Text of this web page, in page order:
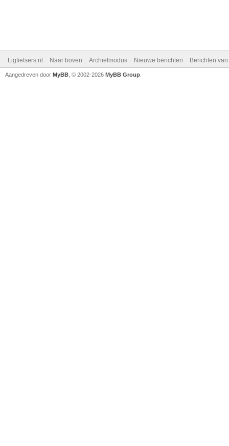
Ligfietsers.nl Naar boven Archiefmodus Nieuwe berichten Berichten
Aangedreven door MyBB , © 2002-2026 MyBB Group